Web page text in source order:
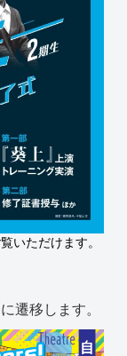
いただけます。
遷移します。